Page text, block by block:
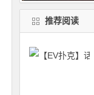
推荐阅读